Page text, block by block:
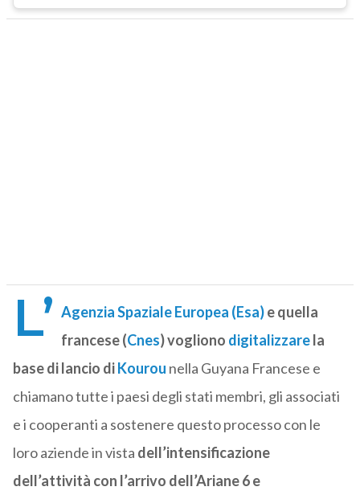
L’ Agenzia Spaziale Europea (Esa)e quella
francese (Cnes) vogliono digitalizzarela
base di lancio diKourou nella Guyana Francese e
chiamano tutte i paesi degli stati membri, gli associati
e i cooperanti a sostenere questo processo con le
loro aziende in vista dell’intensificazione
dell’attività con l’arrivo dell’Ariane 6 e